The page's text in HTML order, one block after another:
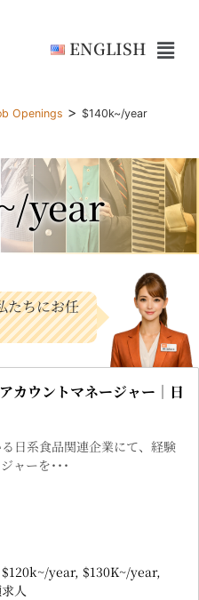
ENGLISH
Openings > $140k~/year
year
たちにお任
カウントマネージャー｜日
日系食品関連企業にて、経験
ャーを･･･
$120k~/year $130K~/year
人